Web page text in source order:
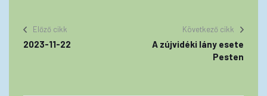
Előző cikk
2023-11-22
Következő cikk
A zújvidéki lány esete
Pesten